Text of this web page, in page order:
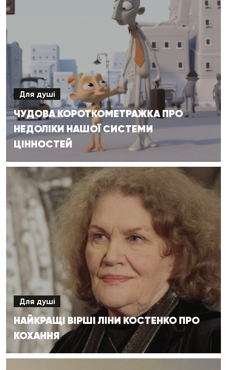
Для душі
ЧУДОВА КОРОТКОМЕТРАЖКА ПРО
НЕДОЛІКИ НАШОЇ СИСТЕМИ
ЦІННОСТЕЙ
Для душі
НАЙКРАЩІ ВІРШІ ЛІНИ КОСТЕНКО ПРО
КОХАННЯ